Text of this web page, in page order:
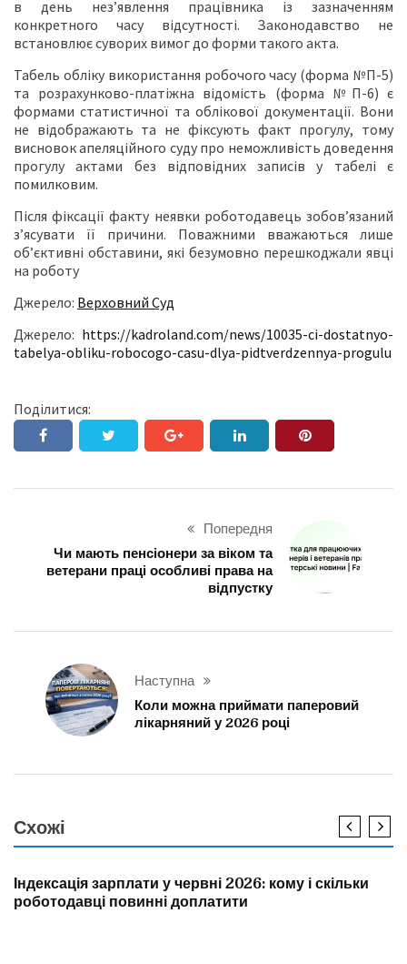
в день нез’явлення працівника із зазначенням
конкретного часу відсутності. Законодавство не
встановлює суворих вимог до форми такого акта.
Табель обліку використання робочого часу (форма №П-5)
та розрахунково-платіжна відомість (форма №П-6) є
формами статистичної та облікової документації. Вони
не відображають та не фіксують факт прогулу, тому
висновок апеляційного суду про неможливість доведення
прогулу актами без відповідних записів у табелі є
помилковим.
Після фіксації факту неявки роботодавець зобов’язаний
з’ясувати її причини. Поважними вважаються лише
об’єктивні обставини, які безумовно перешкоджали явці
на роботу
Джерело: Верховний Суд
Джерело: https://kadroland.com/news/10035-ci-dostatnyo-
tabelya-obliku-robocogo-casu-dlya-pidtverdzennya-progulu
Поділитися:
Попередня
Чи мають пенсіонери за віком та
ветерани праці особливі права на
відпустку
Наступна
Коли можна приймати паперовий
лікарняний у 2026 році
Схожі
Індексація зарплати у червні 2026: кому і скільки
роботодавці повинні доплатити